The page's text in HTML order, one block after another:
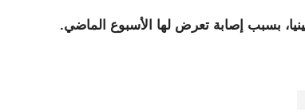
بسبب إصابة تعرض لها الأسبوع الماضي.